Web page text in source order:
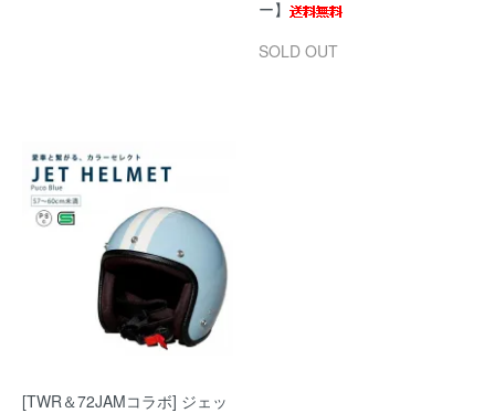
ー】
SOLD OUT
[TWR＆72JAMコラボ] ジェッ